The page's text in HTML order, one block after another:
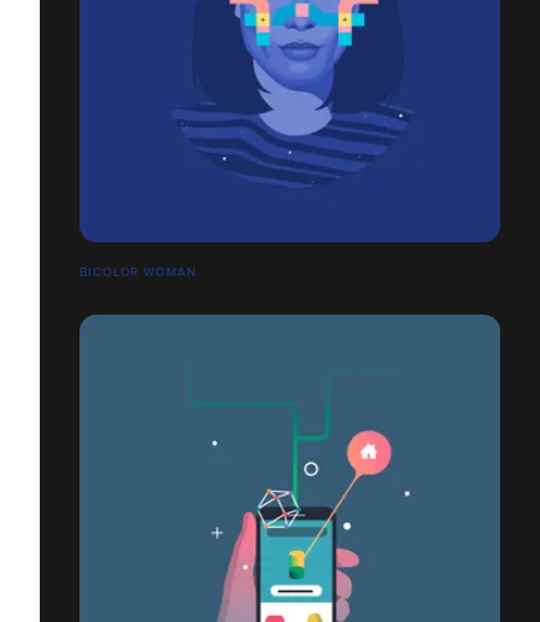
BICOLOR WOMAN